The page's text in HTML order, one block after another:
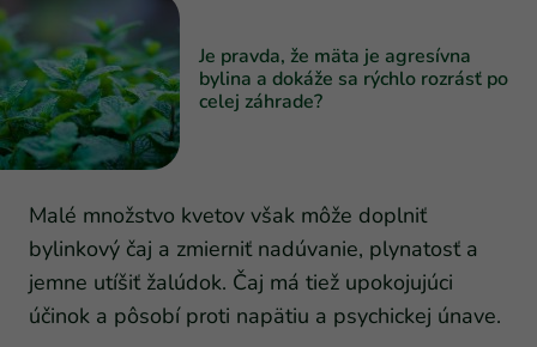
Je pravda, že mäta je agresívna
bylina a dokáže sa rýchlo rozrásť po
celej záhrade?
Malé množstvo kvetov však môže doplniť
bylinkový čaj a zmierniť nadúvanie, plynatosť a
jemne utíšiť žalúdok. Čaj má tiež upokojujúci
účinok a pôsobí proti napätiu a psychickej únave.